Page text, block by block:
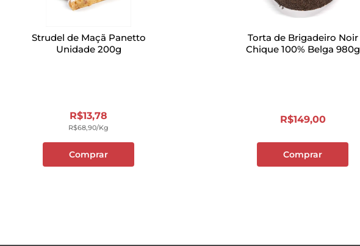
Strudel de Maçã Panetto
Unidade 200g
R$13,78
R$68,90/kg
Comprar
Torta de Brigadeiro Noir
Chique 100% Belga 980g
R$149,00
Comprar